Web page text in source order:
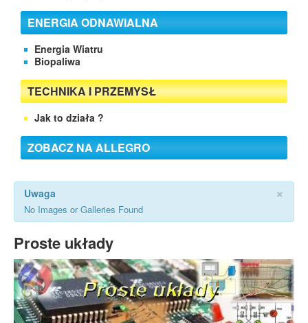
ENERGIA ODNAWIALNA
Energia Wiatru
Biopaliwa
TECHNIKA I PRZEMYSŁ
Jak to działa ?
ZOBACZ NA ALLEGRO
×
Uwaga
No Images or Galleries Found
Proste układy